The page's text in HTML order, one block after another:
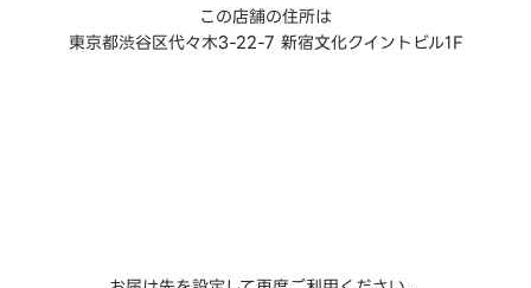
この店舗の住所は
東京都渋谷区代々木3-22-7 新宿文化クイントビル1F